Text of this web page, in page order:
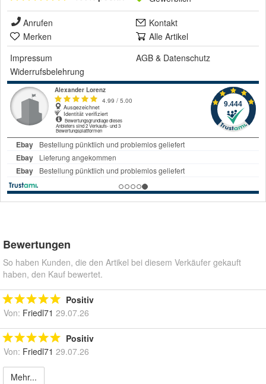
Anrufen
Kontakt
Merken
Alle Artikel
Impressum
AGB & Datenschutz
Widerrufsbelehrung
Bewertungen
So haben Kunden, die den Artikel bei diesem Verkäufer gekauft
haben, den Kauf bewertet.
Positiv
Von: Friedl71 29.07.26
Positiv
Von: Friedl71 29.07.26
Mehr...